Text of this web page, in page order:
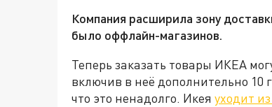
Компания расширила зону
было оффлайн-магазинов.
Теперь заказать товары ИКЕА
включив в неё дополнительно
что это ненадолго. Икея уходит